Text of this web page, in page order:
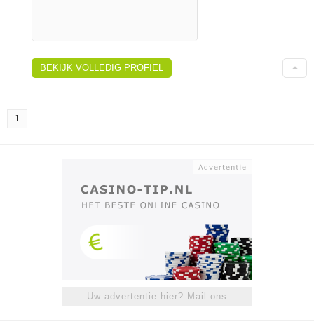
BEKIJK VOLLEDIG PROFIEL
1
Uw advertentie hier? Mail ons